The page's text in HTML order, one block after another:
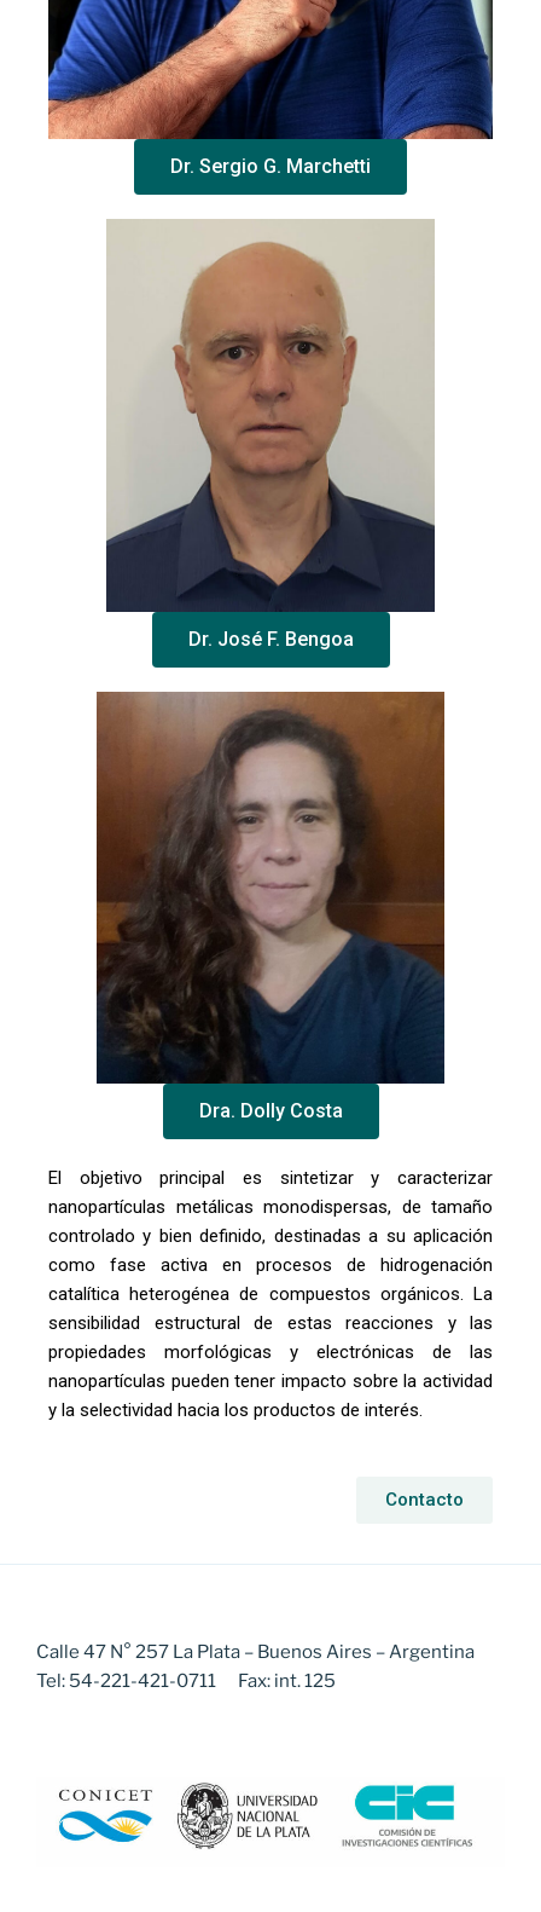
Dr. Sergio G. Marchetti
Dr. José F. Bengoa
Dra. Dolly Costa
El objetivo principal es sintetizar y caracterizar
nanopartículas metálicas monodispersas, de tamaño
controlado y bien definido, destinadas a su aplicación
como fase activa en procesos de hidrogenación
catalítica heterogénea de compuestos orgánicos. La
sensibilidad estructural de estas reacciones y las
propiedades morfológicas y electrónicas de las
nanopartículas pueden tener impacto sobre la actividad
y la selectividad hacia los productos de interés.
Contacto
Calle 47 N° 257 La Plata – Buenos Aires – Argentina
Tel: 54-221-421-0711 Fax: int. 125